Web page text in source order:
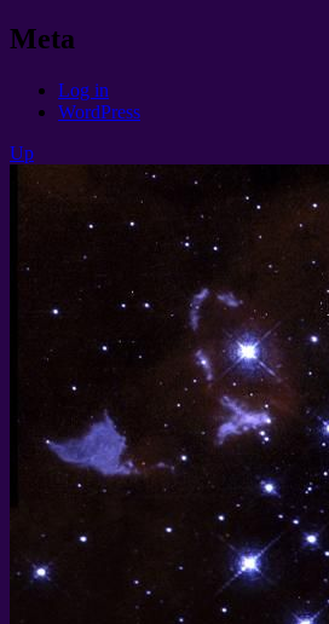
Meta
Log in
WordPress
Up